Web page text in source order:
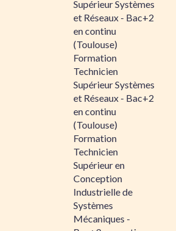
Supérieur Systèmes
et Réseaux - Bac+2
en continu
(Toulouse)
Formation
Technicien
Supérieur Systèmes
et Réseaux - Bac+2
en continu
(Toulouse)
Formation
Technicien
Supérieur en
Conception
Industrielle de
Systèmes
Mécaniques -